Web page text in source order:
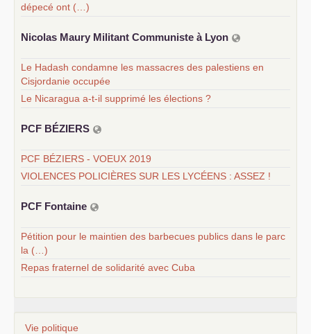
dépecé ont (…)
Nicolas Maury Militant Communiste à Lyon
Le Hadash condamne les massacres des palestiens en
Cisjordanie occupée
Le Nicaragua a-t-il supprimé les élections ?
PCF BÉZIERS
PCF BÉZIERS - VOEUX 2019
VIOLENCES POLICIÈRES SUR LES LYCÉENS : ASSEZ !
PCF Fontaine
Pétition pour le maintien des barbecues publics dans le parc
la (…)
Repas fraternel de solidarité avec Cuba
Vie politique